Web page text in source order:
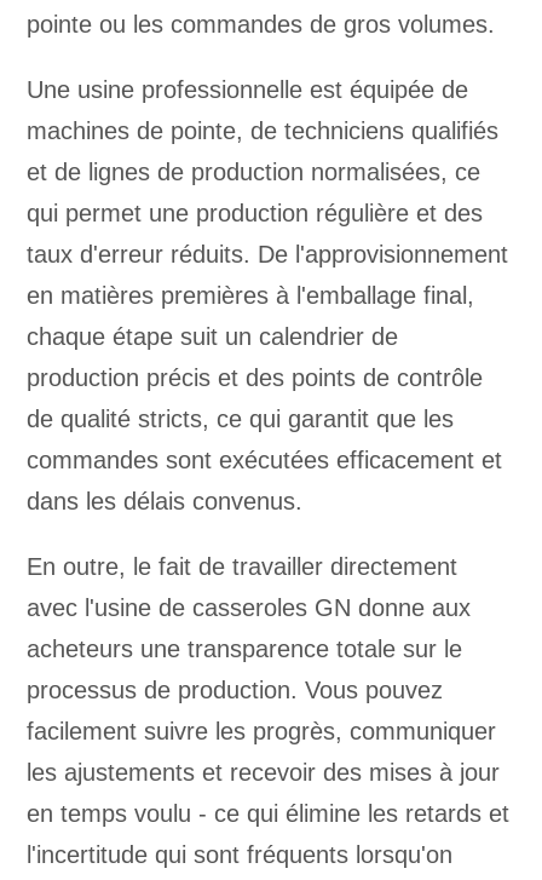
pointe ou les commandes de gros volumes.
Une usine professionnelle est équipée de
machines de pointe, de techniciens qualifiés
et de lignes de production normalisées, ce
qui permet une production régulière et des
taux d'erreur réduits. De l'approvisionnement
en matières premières à l'emballage final,
chaque étape suit un calendrier de
production précis et des points de contrôle
de qualité stricts, ce qui garantit que les
commandes sont exécutées efficacement et
dans les délais convenus.
En outre, le fait de travailler directement
avec l'usine de casseroles GN donne aux
acheteurs une transparence totale sur le
processus de production. Vous pouvez
facilement suivre les progrès, communiquer
les ajustements et recevoir des mises à jour
en temps voulu - ce qui élimine les retards et
l'incertitude qui sont fréquents lorsqu'on